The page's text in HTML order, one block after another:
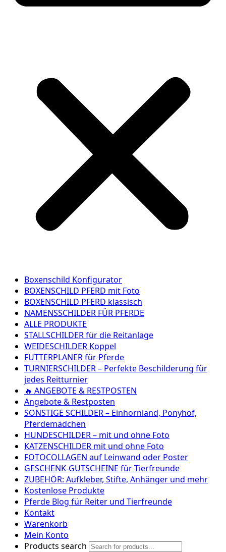
Boxenschild Konfigurator
BOXENSCHILD PFERD mit Foto
BOXENSCHILD PFERD klassisch
NAMENSSCHILDER FÜR PFERDE
ALLE PRODUKTE
STALLSCHILDER für die Reitanlage
WEIDESCHILDER Koppel
FUTTERPLANER für Pferde
TURNIERSCHILDER – Perfekte Beschilderung für
jedes Reitturnier
🔥 ANGEBOTE & RESTPOSTEN
Angebote & Restposten
SONSTIGE SCHILDER – Einhornland, Ponyhof,
Pferdemädchen
HUNDESCHILDER – mit und ohne Foto
KATZENSCHILDER mit und ohne Foto
FOTOCOLLAGEN auf Leinwand oder Poster
GESCHENK-GUTSCHEINE für Tierfreunde
ZUBEHÖR: Aufkleber, Stifte, Anhänger und mehr
Kostenlose Produkte
Pferde Blog für Reiter und Tierfreunde
Kontakt
Warenkorb
Mein Konto
Products search